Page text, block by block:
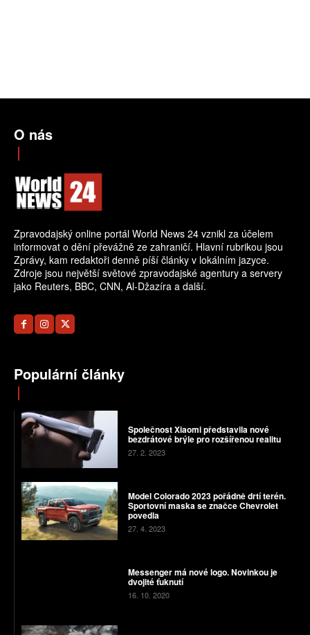
O nás
Zpravodajský online portál World News 24 vznikl za účelem
informovat o dění převážně ze zahraničí. Hlavní rubrikou jsou
Zprávy, kam redaktoři denně píší články v lokálním jazyce.
Zdroje jsou největší světové zpravodajské agentury a servery
jako Reuters, BBC, CNN, Al-Džazíra a další.
Populární články
Společnost Xiaomi představila nové
bezdrátové brýle pro rozšířenou realitu
27. 2. 2023
Model Colorado 2023 pořádně drtí terén.
Sportovní maska se značce Chevrolet
povedla
27. 4. 2023
Messenger má nové logo. Novinkou je
dvojité ťuknutí
16. 10. 2020